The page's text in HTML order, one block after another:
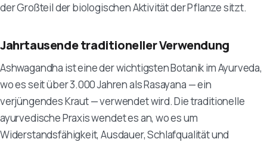
der Großteil der biologischen Aktivität der Pflanze sitzt.
Jahrtausende traditioneller Verwendung
Ashwagandha ist eine der wichtigsten Botanik im Ayurveda,
wo es seit über 3.000 Jahren alsRasayana — ein
verjüngendes Kraut — verwendet wird. Die traditionelle
ayurvedische Praxis wendet es an, wo es um
Widerstandsfähigkeit, Ausdauer, Schlafqualität und